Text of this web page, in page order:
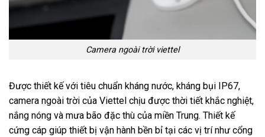
Camera ngoài trời viettel
Được thiết kế với tiêu chuẩn kháng nước, kháng bụi IP67,
camera ngoài trời của Viettel chịu được thời tiết khắc nghiệt,
nắng nóng và mưa bão đặc thù của miền Trung. Thiết kế
cứng cáp giúp thiết bị vận hành bền bỉ tại các vị trí như cổng